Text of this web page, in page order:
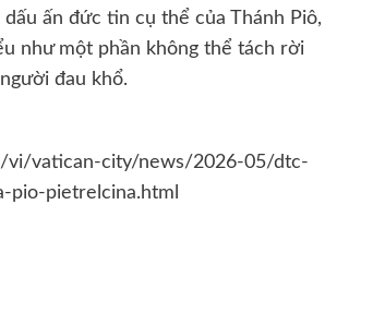
ấn đức tin cụ thể của Thánh Piô,
như một phần không thể tách rời
đau khổ.
vi/vatican-city/news/2026-05/dtc-
pio-pietrelcina.html